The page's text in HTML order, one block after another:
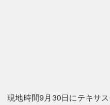
現地時間9月30日にテキサ